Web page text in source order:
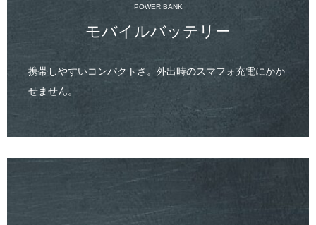
POWER BANK
モバイルバッテリー
携帯しやすいコンパクトさ。外出時のスマフォ充電にかか
せません。